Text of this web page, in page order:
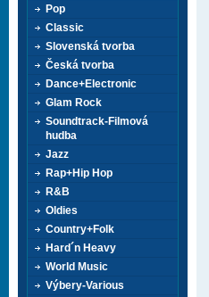
Pop
Classic
Slovenská tvorba
Česká tvorba
Dance+Electronic
Glam Rock
Soundtrack-Filmová
hudba
Jazz
Rap+Hip Hop
R&B
Oldies
Country+Folk
Hard´n Heavy
World Music
Výbery-Various